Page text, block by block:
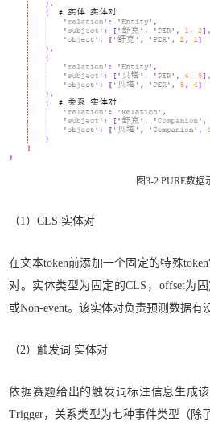
图3-2 PURE数据
（1）CLS 实体对
在文本token前添加一个固定的特殊
对。实体类型为固定的CLS，offset为
或Non-event。该实体对负责预测数据有
（2）触发词 实体对
依据赛题给出的触发词标注信息生成
Trigger，关系类型为七种事件类型（除